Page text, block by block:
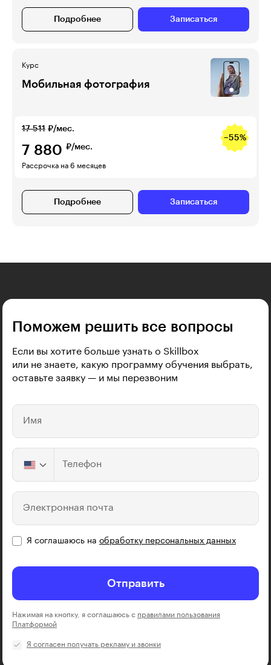
Подробнее Записаться
Курс
Мобильная фотография
17 511 ₽/мес.
−55%
7 880 ₽/мес.
Рассрочка на 6 месяцев
Подробнее Записаться
Поможем решить все вопросы
Если вы хотите больше узнать о Skillbox
или не знаете, какую программу обучения выбрать,
оставьте заявку — и мы перезвоним
Имя
Телефон
Электронная почта
Я соглашаюсь на обработку персональных данных
Отправить
Нажимая на кнопку, я соглашаюсь с правилами пользования
Платформой
Я согласен получать рекламу и звонки